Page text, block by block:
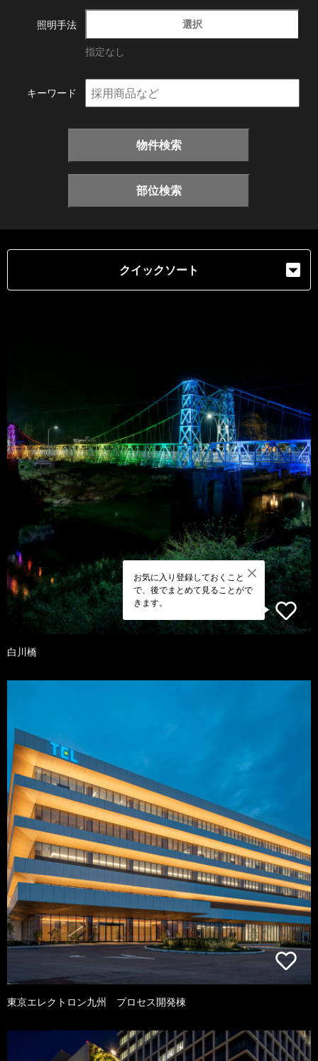
照明手法 選択
指定なし
キーワード
物件検索
部位検索
クイックソート
お気に入り登録しておくこと
で、後でまとめて見ることがで
きます。
白川橋
東京エレクトロン九州 プロセス開発棟